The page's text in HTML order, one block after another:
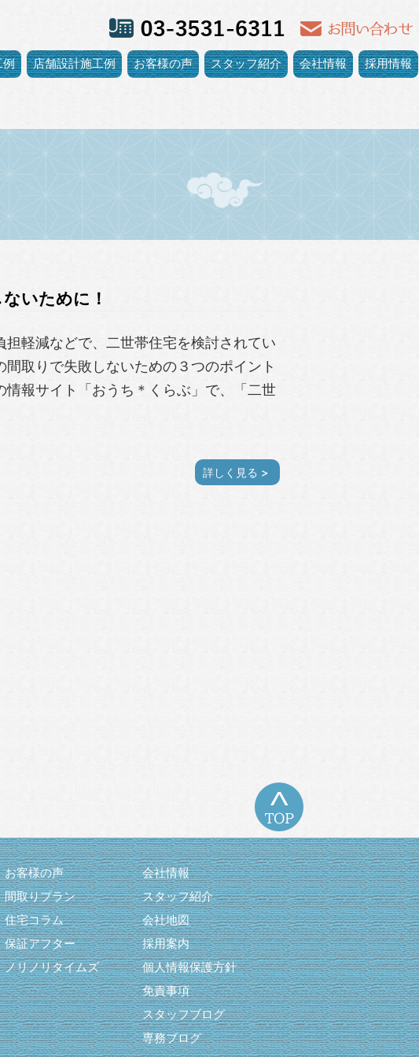
例 店舗設計施工例 お客様の声 スタッフ紹介 会社情報 採用情報
いために！
軽減などで、二世帯住宅を検討されてい
取りで失敗しないための３つのポイント
報サイト「おうち＊くらぶ」で、「二世
詳しく見る >
お客様の声
間取りプラン
住宅コラム
保証アフター
ノリノリタイムズ
会社情報
スタッフ紹介
会社地図
採用案内
個人情報保護方針
免責事項
スタッフブログ
専務ブログ